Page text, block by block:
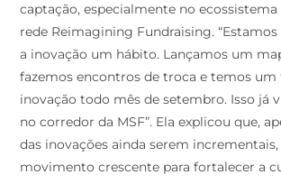
rede Reimagining Fundraising. “Estamos
a inovação um hábito. Lançamos um
fazemos encontros de troca e temos um
inovação todo mês de setembro. Isso já
no corredor da MSF”. Ela explicou que,
das inovações ainda serem
movimento crescente para fortalecer a
inovação no setor. Entre as tendências